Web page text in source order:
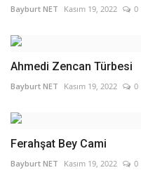
Bayburt NET Kasım 19, 2022 0
Ahmedi Zencan Türbesi
Bayburt NET Kasım 19, 2022 0
Ferahşat Bey Cami
Bayburt NET Kasım 19, 2022 0